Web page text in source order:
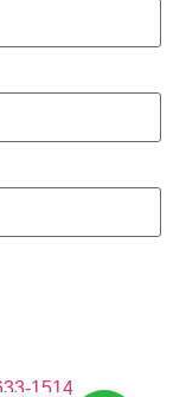
1514